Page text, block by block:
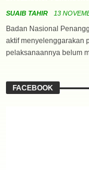
SUAIB TAHIR 13
Badan Nasional
aktif menyelenggarakan
pelaksanaannya belum
FACEBOOK